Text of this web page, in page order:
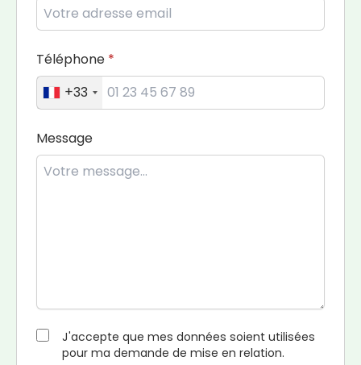
Téléphone
+33
Message
J'accepte que mes données soient utilisées
pour ma demande de mise en relation.